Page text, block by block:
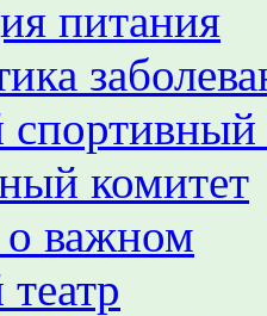
питания
комитет
о важном